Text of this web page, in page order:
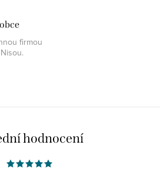
firmou
hodnocení